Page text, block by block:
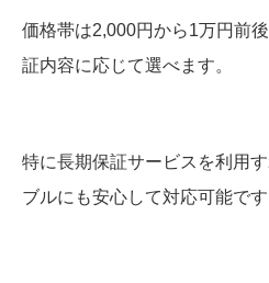
価格帯は2,000円から1万円前
証内容に応じて選べます。
特に長期保証サービスを利用
ブルにも安心して対応可能です